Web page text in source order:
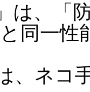
は、「
同一
、ネコ